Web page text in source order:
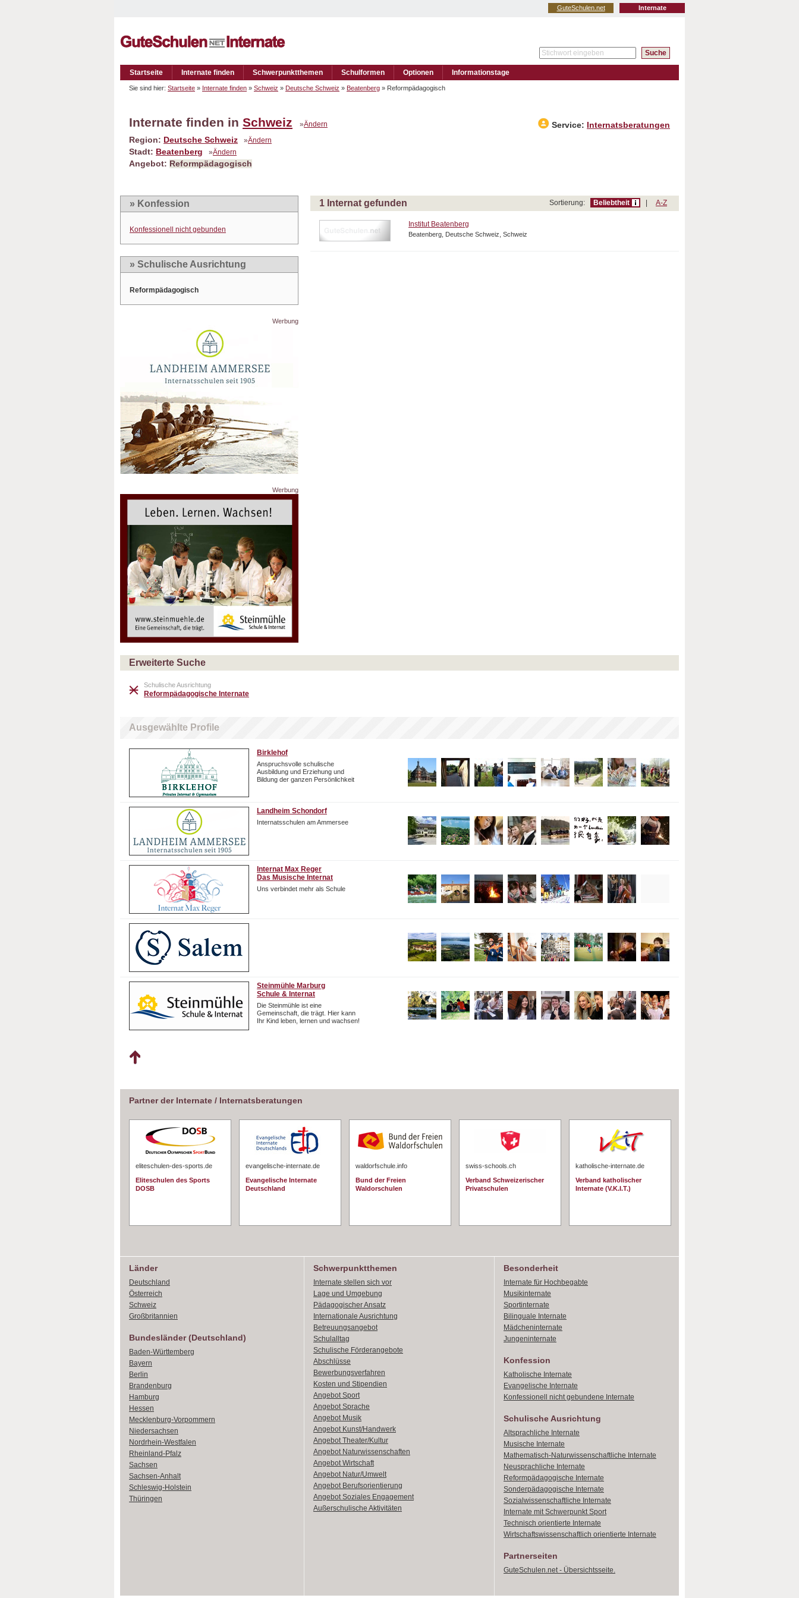
Internate
GuteSchulen.net
Startseite Internate finden Schwerpunktthemen Schulformen Optionen Informationstage
Sie sind hier: Startseite » Internate finden » Schweiz » Deutsche Schweiz » Beatenberg » Reformpädagogisch
Internate finden in Schweiz »Ändern Service:
Internatsberatungen
Region: Deutsche Schweiz »Ändern
Stadt: Beatenberg »Ändern
Angebot: Reformpädagogisch
» Konfession
Konfessionell nicht gebunden
» Schulische Ausrichtung
Reformpädagogisch
Werbung
Werbung
1 Internat gefunden Sortierung: Beliebtheit A-Z
Institut Beatenberg
Beatenberg, Deutsche Schweiz, Schweiz
Erweiterte Suche
Schulische Ausrichtung
Reformpädagogische Internate
Ausgewählte Profile
Birklehof
Anspruchsvolle schulische
Ausbildung und Erziehung und
Bildung der ganzen Persönlichkeit
Landheim Schondorf
Internatsschulen am Ammersee
Internat Max Reger
Das Musische Internat
Uns verbindet mehr als Schule
Steinmühle Marburg
Schule & Internat
Die Steinmühle ist eine
Gemeinschaft, die trägt. Hier kann
Ihr Kind leben, lernen und wachsen!
Partner der Internate / Internatsberatungen
eliteschulen-des-sports.de
Eliteschulen des Sports
DOSB
evangelische-internate.de
Evangelische Internate
Deutschland
waldorfschule.info
Bund der Freien
Waldorschulen
swiss-schools.ch
Verband Schweizerischer
Privatschulen
katholische-internate.de
Verband katholischer
Internate (V.K.I.T.)
Länder
Deutschland
Österreich
Schweiz
Großbritannien
Bundesländer (Deutschland)
Baden-Württemberg
Bayern
Berlin
Brandenburg
Hamburg
Hessen
Mecklenburg-Vorpommern
Niedersachsen
Nordrhein-Westfalen
Rheinland-Pfalz
Sachsen
Sachsen-Anhalt
Schleswig-Holstein
Thüringen
Schwerpunktthemen
Internate stellen sich vor
Lage und Umgebung
Pädagogischer Ansatz
Internationale Ausrichtung
Betreuungsangebot
Schulalltag
Schulische Förderangebote
Abschlüsse
Bewerbungsverfahren
Kosten und Stipendien
Angebot Sport
Angebot Sprache
Angebot Musik
Angebot Kunst/Handwerk
Angebot Theater/Kultur
Angebot Naturwissenschaften
Angebot Wirtschaft
Angebot Natur/Umwelt
Angebot Berufsorientierung
Angebot Soziales Engagement
Außerschulische Aktivitäten
Besonderheit
Internate für Hochbegabte
Musikinternate
Sportinternate
Bilinguale Internate
Mädcheninternate
Jungeninternate
Konfession
Katholische Internate
Evangelische Internate
Konfessionell nicht gebundene Internate
Schulische Ausrichtung
Altsprachliche Internate
Musische Internate
Mathematisch-Naturwissenschaftliche Internate
Neusprachliche Internate
Reformpädagogische Internate
Sonderpädagogische Internate
Sozialwissenschaftliche Internate
Internate mit Schwerpunkt Sport
Technisch orientierte Internate
Wirtschaftswissenschaftlich orientierte Internate
Partnerseiten
GuteSchulen.net - Übersichtsseite.